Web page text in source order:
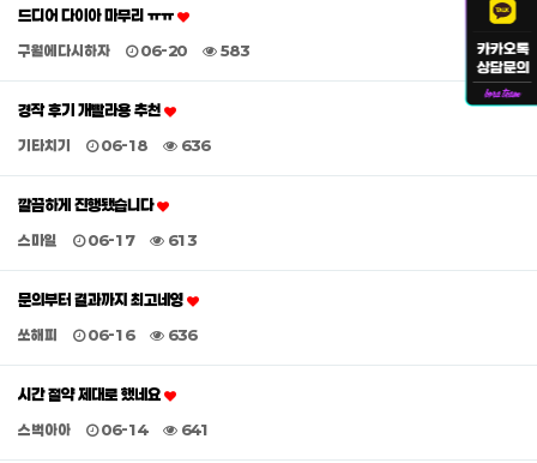
드디어 다이아 마무리 ㅠㅠ
구월에다시하자 06-20 583
경작 후기 개빨라용 추천
기타치기 06-18 636
깔끔하게 진행됐습니다
스마일 06-17 613
문의부터 결과까지 최고네영
쏘해피 06-16 636
시간 절약 제대로 했네요
스벅아아 06-14 641